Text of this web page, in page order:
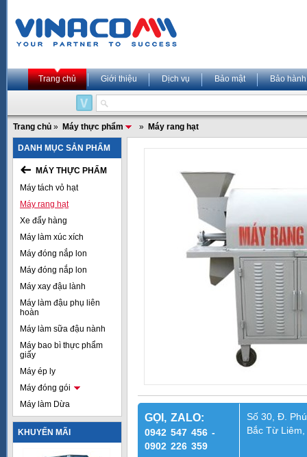
Trang chủ Giới thiệu Dịch vụ Bảo mật Bảo hành
Trang chủ » Máy thực phẩm » Máy rang hạt
DANH MỤC SẢN PHẨM
MÁY THỰC PHẨM
Máy tách vỏ hạt
Máy rang hạt
Xe đẩy hàng
Máy làm xúc xích
Máy đóng nắp lon
Máy đóng nắp lon
Máy xay đậu lành
Máy làm đậu phụ liên
hoàn
Máy làm sữa đậu nành
Máy bao bì thực phẩm
giấy
Máy ép ly
Máy đóng gói
Máy làm Dừa
KHUYẾN MÃI
GỌI, ZALO:
0942 547 456 -
0902 226 359
Số 30, Đ.
Bắc Từ